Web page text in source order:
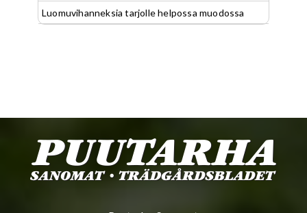
Luomuvihanneksia tarjolle helpossa muodossa